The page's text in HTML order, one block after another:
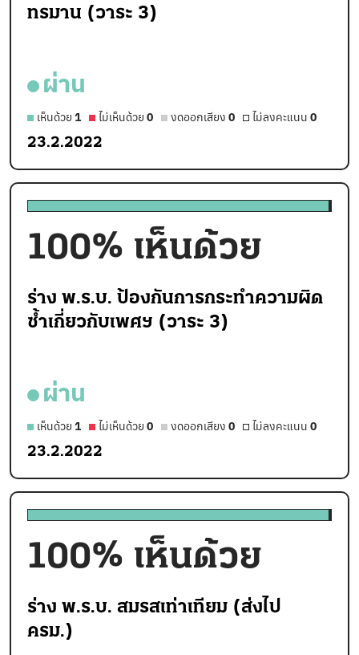
ทรมาน (วาระ 3)
ผ่าน
เห็นด้วย 1 ไม่เห็นด้วย 0 งดออกเสียง 0 ไม่ลงคะแนน 0
23.2.2022
100% เห็นด้วย
ร่าง พ.ร.บ. ป้องกันการกระทำความผิด
ซ้ำเกี่ยวกับเพศฯ (วาระ 3)
ผ่าน
เห็นด้วย 1 ไม่เห็นด้วย 0 งดออกเสียง 0 ไม่ลงคะแนน 0
23.2.2022
100% เห็นด้วย
ร่าง พ.ร.บ. สมรสเท่าเทียม (ส่งไป
ครม.)